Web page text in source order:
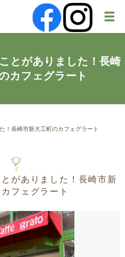
メ
とがありました！長崎
カフェグラート
！長崎市新大工町のカフェグラート
がありました！長崎市新
フェグラート